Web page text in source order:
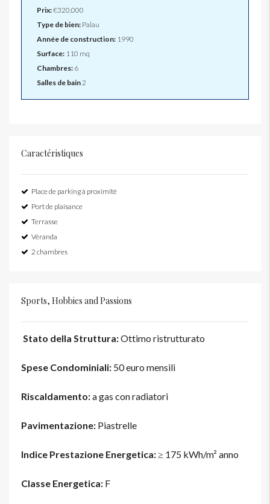
Prix:€320,000
Type de bien: Palau
Année de construction: 1990
Surface: 110 mq
Chambres: 6
Salles de bain2
Caractéristiques
Place de parking à proximité
Port de plaisance
Terrasse
Véranda
2 chambres
Sports, Hobbies and Passions
Stato della Struttura:Ottimo ristrutturato
Spese Condominiali: 50 euro mensili
Riscaldamento:a gas con radiatori
Pavimentazione: Piastrelle
Indice Prestazione Energetica:≥ 175 kWh/m² anno
Classe Energetica: F